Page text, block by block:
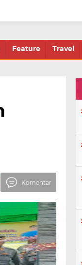
Feature Travel
Komentar